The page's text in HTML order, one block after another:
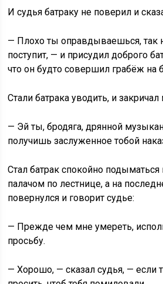
И судья батраку не поверил и
— Плохо ты оправдываешься, так
поступит, — и присудил доброго
что он будто совершил грабёж на
Стали батрака уводить, и
— Эй ты, бродяга, дрянной
получишь заслуженное тобой
Стал батрак спокойно
палачом по лестнице, а на
повернулся и говорит судье:
— Прежде чем мне умереть,
просьбу.
— Хорошо, — сказал судья, — если